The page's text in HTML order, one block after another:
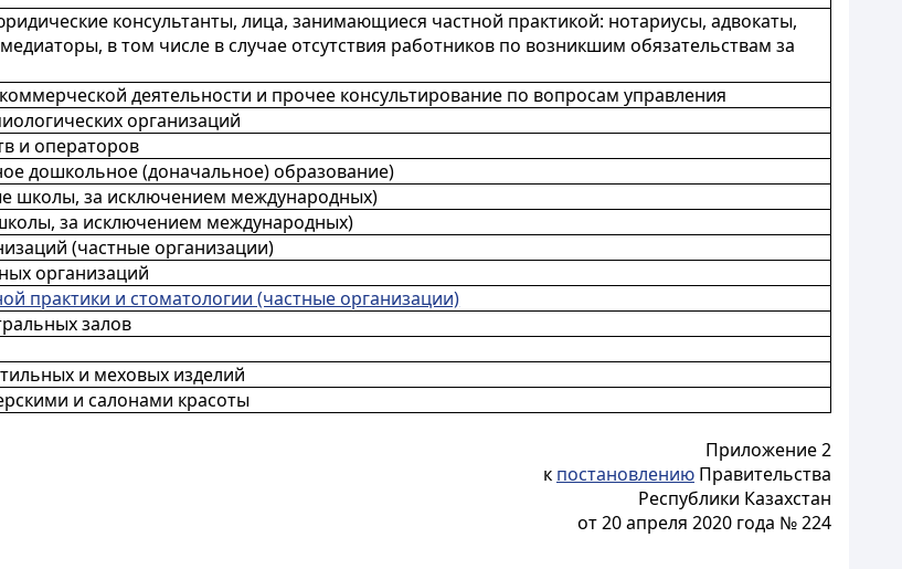
консультанты, лица, занимающиеся частной практикой: нотариусы, адвокаты,
в том числе в случае отсутствия работников по возникшим обязательствам за
деятельности и прочее консультирование по вопросам управления
организаций
и операторов
дошкольное (доначальное) образование)
школы, за исключением международных)
за исключением международных)
(частные организации)
организаций
практики и стоматологии (частные организации)
залов
и меховых изделий
и салонами красоты
Приложение 2
к постановлению Правительства
Республики Казахстан
от 20 апреля 2020 года № 224